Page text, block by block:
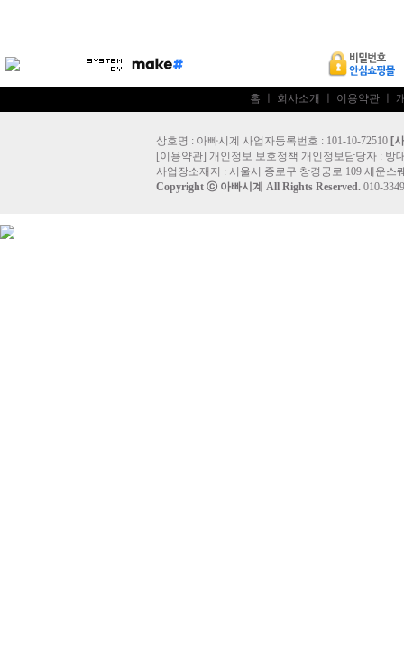
홈 회사소개 이용약관
상호명 : 아빠시계 사업자등록번호 : 101-10-72510 [
[이용약관] 개인정보 보호정책 개인정보담당자 : 방
사업장소재지 : 서울시 종로구 창경궁로 109 세운스
Copyright ⓒ 아빠시계 All Rights Reserved. 010-